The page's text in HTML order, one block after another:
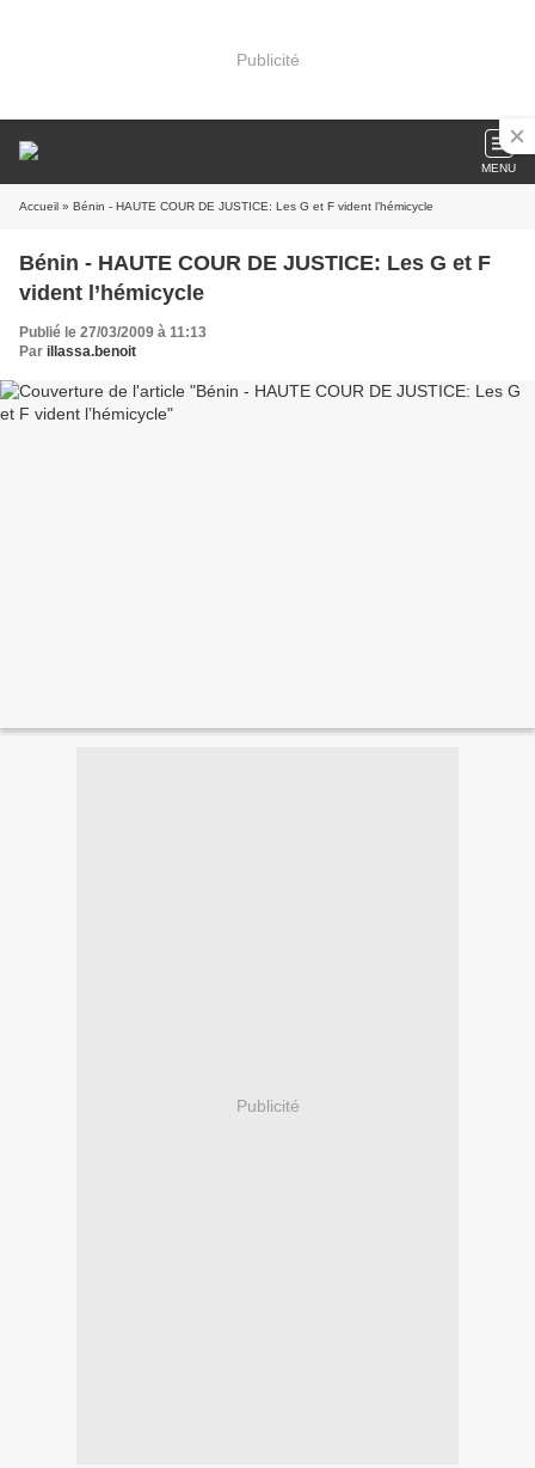
Publicité
MENU
Accueil » Bénin - HAUTE COUR DE JUSTICE: Les G et F vident l’hémicycle
Bénin - HAUTE COUR DE JUSTICE: Les G et F
vident l’hémicycle
Publié le 27/03/2009 à 11:13
Par illassa.benoit
Publicité